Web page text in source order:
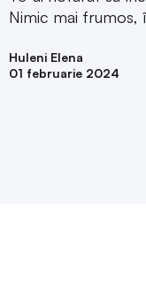
Nimic mai frumos,
Huleni Elena
01 februarie 2024